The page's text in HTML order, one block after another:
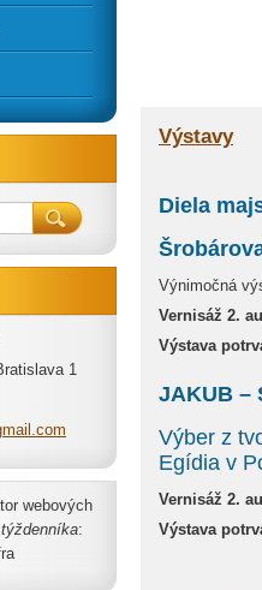
Výstavy
Diela
Výnimočná
Vernisáž 2.
Výstava
JAKUB –
Výber z
Egídia v
Vernisáž 2.
Výstava
1
l.com
webových
: